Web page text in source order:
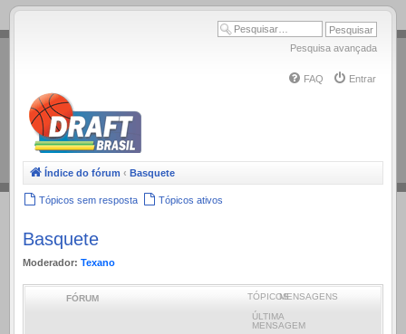
.
Pesquisa avançada
FAQ Entrar
Índice do fórum ‹ Basquete
Tópicos sem resposta Tópicos ativos
Basquete
Moderador: Texano
FÓRUM TÓPICOSMENSAGENS
ÚLTIMA
MENSAGEM